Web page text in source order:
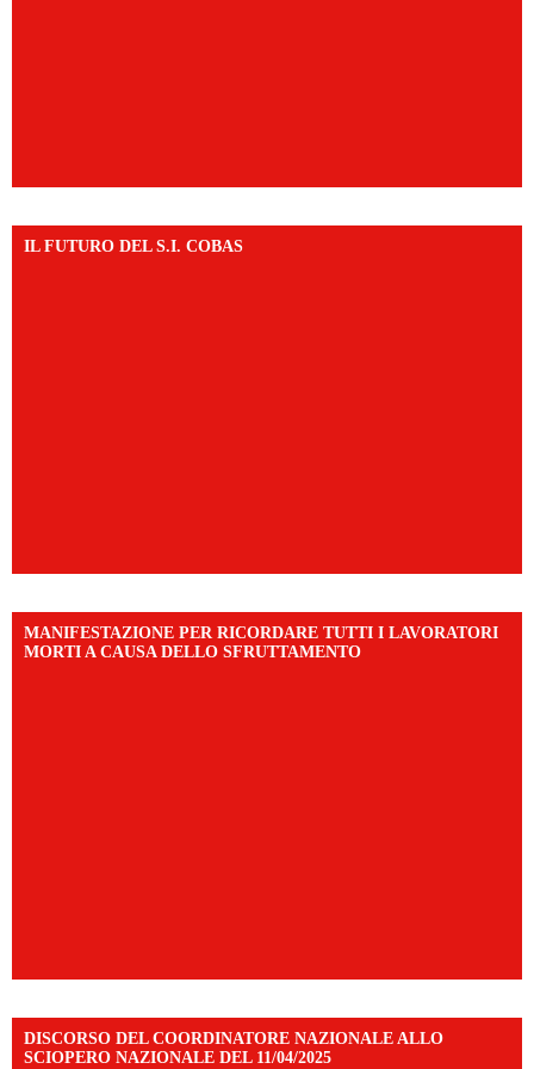
IL FUTURO DEL S.I. COBAS
MANIFESTAZIONE PER RICORDARE TUTTI I LAVORATORI
MORTI A CAUSA DELLO SFRUTTAMENTO
DISCORSO DEL COORDINATORE NAZIONALE ALLO
SCIOPERO NAZIONALE DEL 11/04/2025